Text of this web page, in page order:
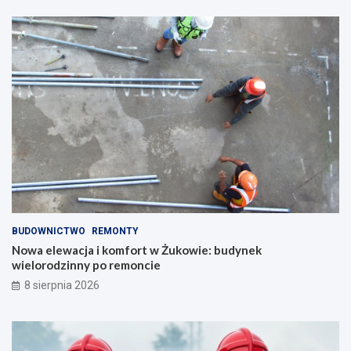
c
z
g
ó
ł
!
o
d
w
i
a
d
a
m
!
BUDOWNICTWO REMONTY
Nowa elewacja i komfort w Żukowie: budynek
wielorodzinny po remoncie
8 sierpnia 2026